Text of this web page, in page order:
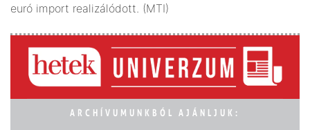
euró import realizálódott. (MTI)
ARCHÍVUMUNKBÓL AJÁNLJUK: